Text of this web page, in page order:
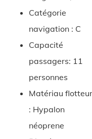
Catégorie
navigation : C
Capacité
passagers: 11
personnes
Matériau
: Hypalon
néoprene